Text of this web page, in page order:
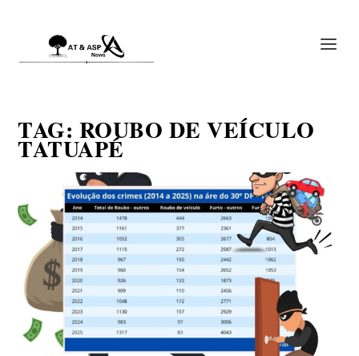
TAG: ROUBO DE VEÍCULO
TATUAPÉ